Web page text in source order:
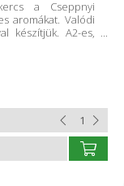
a Cseppnyi
aromákat. Valódi
készítjük. A2-es,
termékünk
Összetevők:
mondani.